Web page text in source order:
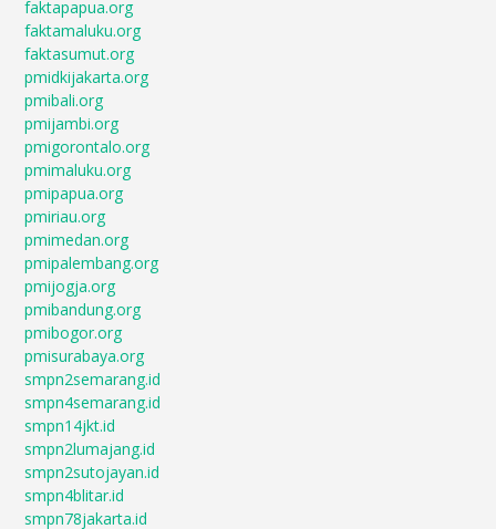
faktapapua.org
faktamaluku.org
faktasumut.org
pmidkijakarta.org
pmibali.org
pmijambi.org
pmigorontalo.org
pmimaluku.org
pmipapua.org
pmiriau.org
pmimedan.org
pmipalembang.org
pmijogja.org
pmibandung.org
pmibogor.org
pmisurabaya.org
smpn2semarang.id
smpn4semarang.id
smpn14jkt.id
smpn2lumajang.id
smpn2sutojayan.id
smpn4blitar.id
smpn78jakarta.id